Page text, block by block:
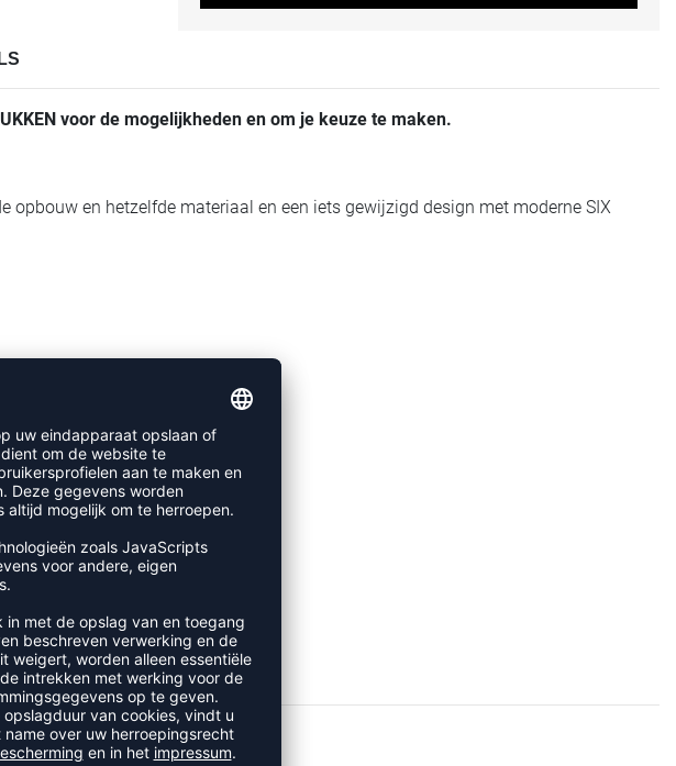
voor de mogelijkheden en om je keuze te maken.
opbouw en hetzelfde materiaal en een iets gewijzigd design met moderne SIX